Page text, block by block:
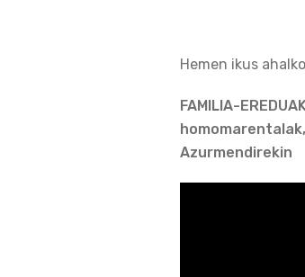
Hemen ikus
FAMILIA-
Azurmendirekin